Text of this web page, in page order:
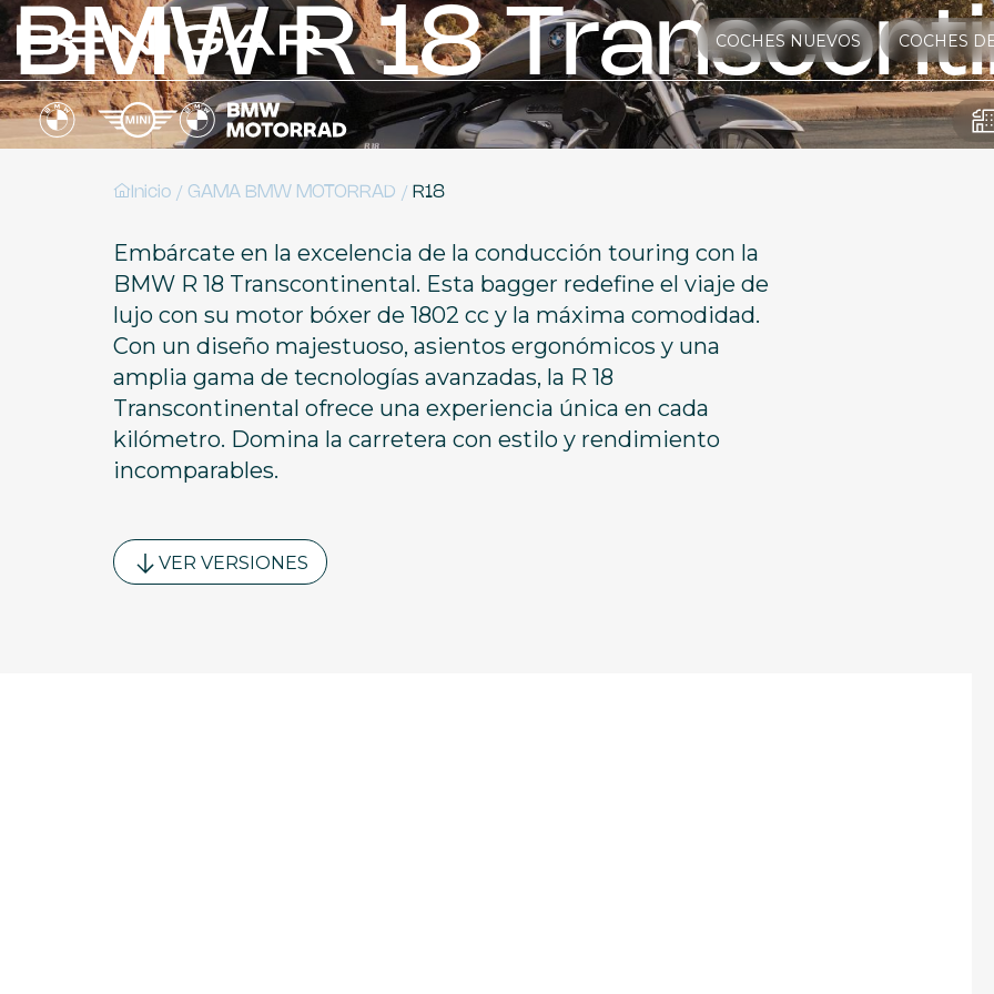
COCHES NUEVOS COCHES
BMW R 18
Inicio / GAMA BMW MOTORRAD / R18
Embárcate en la excelencia de la conducción touring con la
BMW R 18 Transcontinental. Esta bagger redefine el viaje de
lujo con su motor bóxer de 1802 cc y la máxima comodidad.
Con un diseño majestuoso, asientos ergonómicos y una
amplia gama de tecnologías avanzadas, la R 18
Transcontinental ofrece una experiencia única en cada
kilómetro. Domina la carretera con estilo y rendimiento
incomparables.
VER VERSIONES